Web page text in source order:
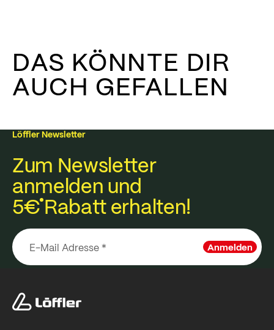
DAS KÖNNTE DIR
AUCH GEFALLEN
Löffler Newsletter
Zum Newsletter
anmelden und
5€Rabatt erhalten!
Anmelden